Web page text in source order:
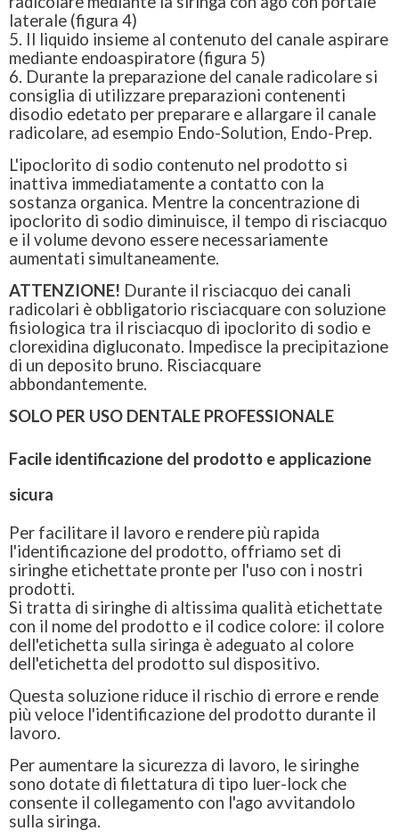
laterale (figura 4)
5. Il liquido insieme al contenuto del canale aspirare
mediante endoaspiratore (figura 5)
6. Durante la preparazione del canale radicolare si
consiglia di utilizzare preparazioni contenenti
disodio edetato per preparare e allargare il canale
radicolare, ad esempio Endo-Solution, Endo-Prep.
L'ipoclorito di sodio contenuto nel prodotto si
inattiva immediatamente a contatto con la
sostanza organica. Mentre la concentrazione di
ipoclorito di sodio diminuisce, il tempo di risciacquo
e il volume devono essere necessariamente
aumentati simultaneamente.
ATTENZIONE! Durante il risciacquo dei canali
radicolari è obbligatorio risciacquare con soluzione
fisiologica tra il risciacquo di ipoclorito di sodio e
clorexidina digluconato. Impedisce la precipitazione
di un deposito bruno. Risciacquare
abbondantemente.
SOLO PER USO DENTALE PROFESSIONALE
Facile identificazione del prodotto e applicazione
sicura
Per facilitare il lavoro e rendere più rapida
l'identificazione del prodotto, offriamo set di
siringhe etichettate pronte per l'uso con i nostri
prodotti.
Si tratta di siringhe di altissima qualità etichettate
con il nome del prodotto e il codice colore: il colore
dell'etichetta sulla siringa è adeguato al colore
dell'etichetta del prodotto sul dispositivo.
Questa soluzione riduce il rischio di errore e rende
più veloce l'identificazione del prodotto durante il
lavoro.
Per aumentare la sicurezza di lavoro, le siringhe
sono dotate di filettatura di tipo luer-lock che
consente il collegamento con l'ago avvitandolo
sulla siringa.